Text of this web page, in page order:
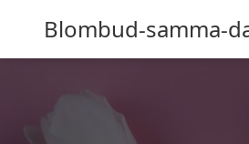
Blombud-samma-